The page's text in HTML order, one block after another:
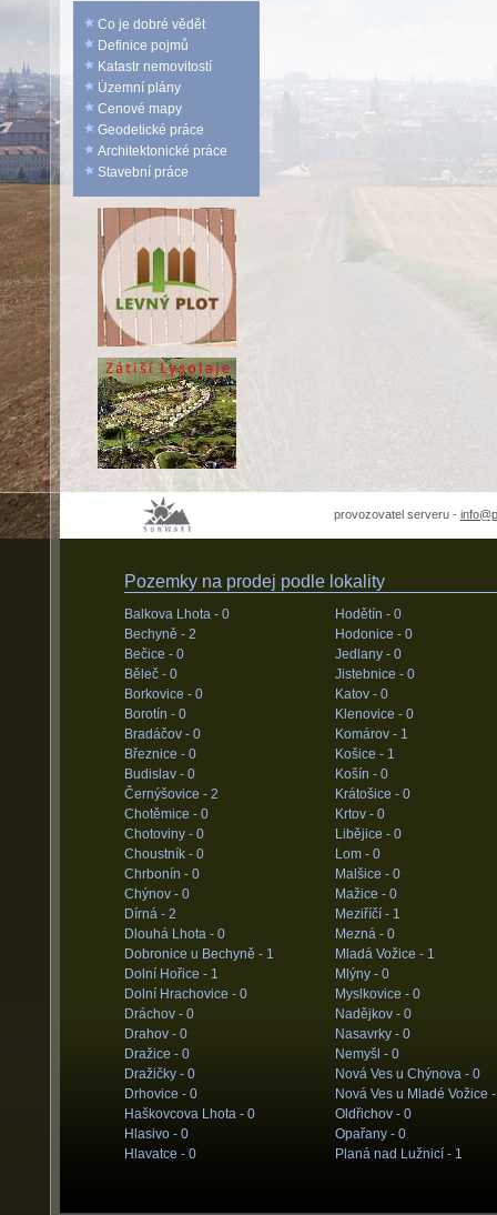
Co je dobré vědět
Definice pojmů
Katastr nemovitostí
Územní plány
Cenové mapy
Geodetické práce
Architektonické práce
Stavební práce
provozovatel serveru -
Pozemky na prodej podle lokality
Balkova Lhota - 0
Bechyně - 2
Bečice - 0
Běleč - 0
Borkovice - 0
Borotín - 0
Bradáčov - 0
Březnice - 0
Budislav - 0
Černýšovice - 2
Chotěmice - 0
Chotoviny - 0
Choustník - 0
Chrbonín - 0
Chýnov - 0
Dírná - 2
Dlouhá Lhota - 0
Dobronice u Bechyně - 1
Dolní Hořice - 1
Dolní Hrachovice - 0
Dráchov - 0
Drahov - 0
Dražice - 0
Dražičky - 0
Drhovice - 0
Haškovcova Lhota - 0
Hlasivo - 0
Hlavatce - 0
Hodětín - 0
Hodonice - 0
Jedlany - 0
Jistebnice - 0
Katov - 0
Klenovice - 0
Komárov - 1
Košice - 1
Košín - 0
Krátošice - 0
Krtov - 0
Libějice - 0
Lom - 0
Malšice - 0
Mažice - 0
Meziříčí - 1
Mezná - 0
Mladá Vožice - 1
Mlýny - 0
Myslkovice - 0
Nadějkov - 0
Nasavrky - 0
Nemyšl - 0
Nová Ves u Chýnova - 0
Nová Ves u Mladé Vožice
Oldřichov - 0
Opařany - 0
Planá nad Lužnicí - 1